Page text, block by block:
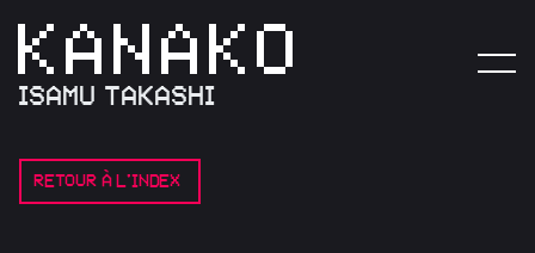
ISAMU TAKASHI
RETOUR À L'INDEX